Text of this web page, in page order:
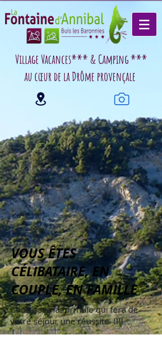
Village Vacances*** & Camping ***
au cœur de la Drôme provençale
VOUS ÊTES
CÉLIBATAIRE, EN
COUPLE, EN FAMILLE
Choisissez la formule qui fera de
votre séjour une réussite !!!!